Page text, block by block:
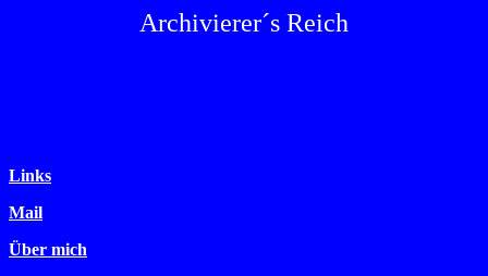
Archivierer´s Reich
Links
Mail
Über mich